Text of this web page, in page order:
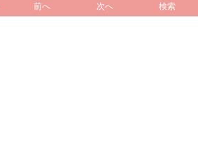
前へ 次へ 検索